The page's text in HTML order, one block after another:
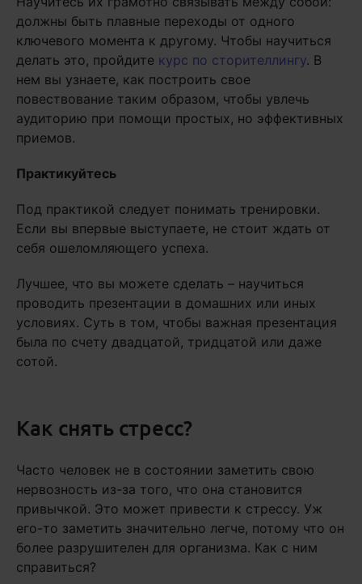
должны быть плавные переходы от одного
ключевого момента к другому. Чтобы научиться
делать это, пройдите курс по сторителлингу. В
нем вы узнаете, как построить свое
повествование таким образом, чтобы увлечь
аудиторию при помощи простых, но эффективных
приемов.
Практикуйтесь
Под практикой следует понимать тренировки.
Если вы впервые выступаете, не стоит ждать от
себя ошеломляющего успеха.
Лучшее, что вы можете сделать – научиться
проводить презентации в домашних или иных
условиях. Суть в том, чтобы важная презентация
была по счету двадцатой, тридцатой или даже
сотой.
Как снять стресс?
Часто человек не в состоянии заметить свою
нервозность из-за того, что она становится
привычкой. Это может привести к стрессу. Уж
его-то заметить значительно легче, потому что он
более разрушителен для организма. Как с ним
справиться?